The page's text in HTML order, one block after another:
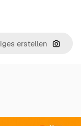
Nach